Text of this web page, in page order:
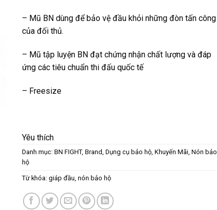
– Mũ BN dùng để bảo vệ đầu khỏi những đòn tấn công
của đối thủ.
– Mũ tập luyện BN đạt chứng nhận chất lượng và đáp
ứng các tiêu chuẩn thi đấu quốc tế
– Freesize
Yêu thích
Danh mục: BN FIGHT, Brand, Dụng cụ bảo hộ, Khuyến Mãi, Nón bảo
hộ
Từ khóa: giáp đầu, nón bảo hộ